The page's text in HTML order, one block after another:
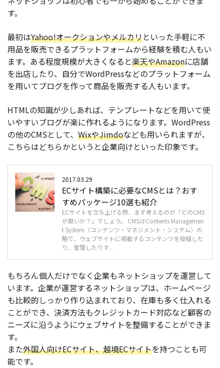
す。
最初はYahoo!オークションやメルカリといった手軽に不
用品を販売できるプラットフォームから経験を積む人もい
ます。ある程度規模が大きくなると楽天やAmazonに店舗
を出店したり、自分でWordPressなどのプラットフォーム
を用いてブログを作って商品を販売する人もいます。
HTMLの知識が少しあれば、テンプレートなどを用いて使
いやすいブログが楽に作れるようになります。WordPress
の他のCMSとして、 WixやJimdoなども用いられますが、
こちらはどちらかというと企業向けといった印象です。
2017.03.29
ECサイト構築に必要なCMSとは？おす
すめパッケージ10選も紹介
ECサイトを立ち上げる際、まず考えるのが「どのCMS
が良いか？」でしょう。 CMSはContents Managemen
t System（コンテンツ・マネジメント・システム）の
略で、ウェブサイトに掲載するコンテンツを投稿した
り、管理したりす...
もちろん個人だけでなく企業もネットショップを運営して
います。企業が運営するネットショップは、ホームページ
も比較的しっかり作り込まれており、在庫も多く仕入れる
ことができ、決済方法もクレジットカード対応など顧客の
ニーズに沿うようにウェブサイトを整備することができま
す。
また外国人向けECサイト、越境ECサイトを持つことも可
能です。